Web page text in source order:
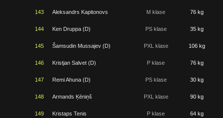
143 Aleksandrs Kapitonovs M klase 76 kg
144 Ken Druppa (D) PS klase 35 kg
145 Šamsudin Mussajev (D) PXL klase 106 kg
146 Kristjan Salvet (D) P klase 76 kg
147 Remi Ahuna (D) PS klase 30 kg
148 Armands Ķēniņš PXL klase 90 kg
149 Kristaps Tenis P klase 64 kg